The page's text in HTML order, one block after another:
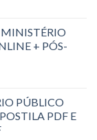
+ PÓS-
PÚBLICO
PDF E